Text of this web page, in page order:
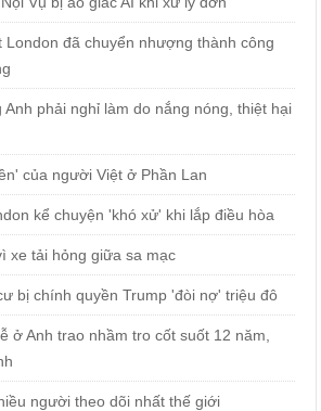
London đã chuyển nhượng thành công
Anh phải nghỉ làm do nắng nóng, thiệt hại
của người Việt ở Phần Lan
kể chuyện 'khó xử' khi lắp điều hòa
xe tải hỏng giữa sa mạc
bị chính quyền Trump 'đòi nợ' triệu đô
ở Anh trao nhầm tro cốt suốt 12 năm,
người theo dõi nhất thế giới